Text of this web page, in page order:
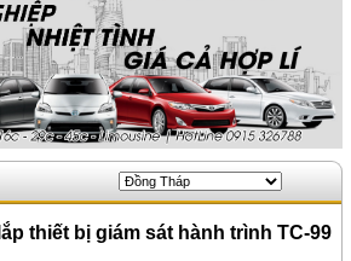
thiết bị giám sát hành trình TC-99